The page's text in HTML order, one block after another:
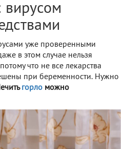
вирусом
уже проверенными
в этом случае нельзя
что не все лекарства
при беременности. Нужно
горло можно